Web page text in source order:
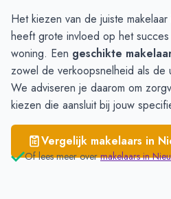
Het kiezen van de juiste
heeft grote invloed op het
woning. Een geschikte
zowel de verkoopsnelheid als de
We adviseren je daarom om
kiezen die aansluit bij jouw
Vergelijk makelaars in
Of lees meer over makelaars in